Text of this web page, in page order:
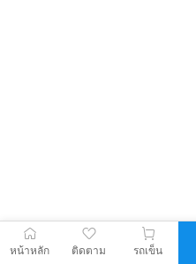
หน้าหลัก ติดตาม รถเข็น